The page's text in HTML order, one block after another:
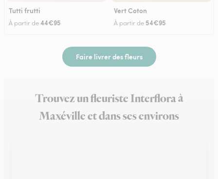
Tutti frutti
À partir de44€95
Vert Coton
À partir de 54€95
Faire livrer des fleurs
Trouvez un fleuriste Interflora à
Maxéville et dans ses environs